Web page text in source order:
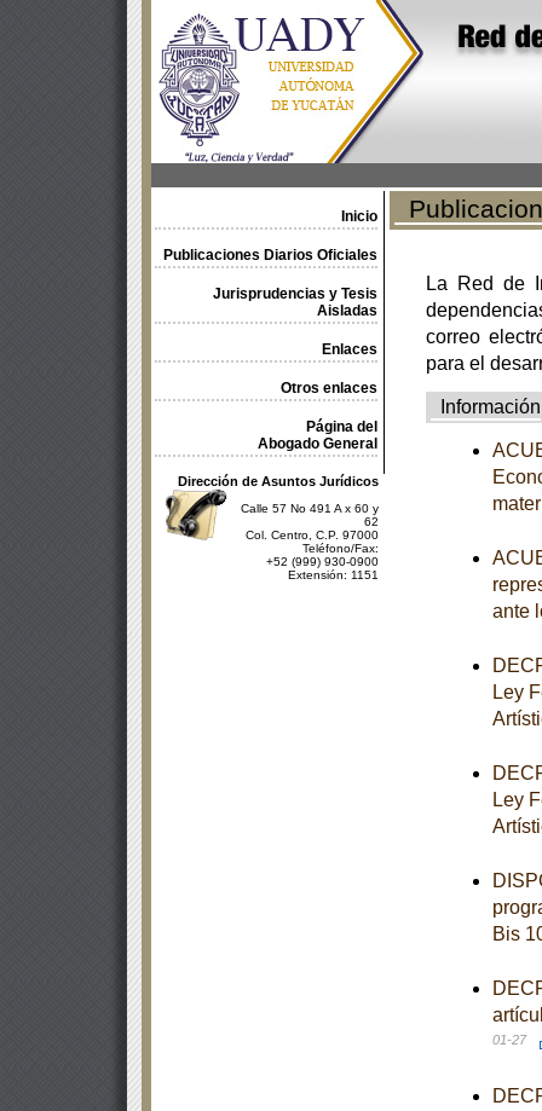
Inicio
Publicaciones Diarios Oficiales
Jurisprudencias y Tesis
Aisladas
Enlaces
Otros enlaces
Página del
Abogado General
Dirección de Asuntos Jurídicos
Calle 57 No 491 A x 60 y
62
Col. Centro, C.P. 97000
Teléfono/Fax:
+52 (999) 930-0900
Extensión: 1151
La Red de
correo
para el
Información
ante
Ley
Ley
Bis
01-27